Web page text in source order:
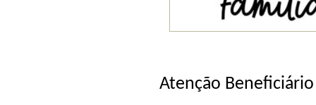
Atenção